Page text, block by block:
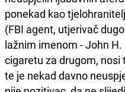
ponekad kao
(FBI agent, utjerivač
lažnim imenom - John
cigaretu za drugom,
te je nekad davno